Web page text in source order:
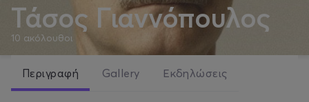
Τάσος Γιαννόπουλος
10 ακόλουθοι
Περιγραφή Gallery Εκδηλώσεις